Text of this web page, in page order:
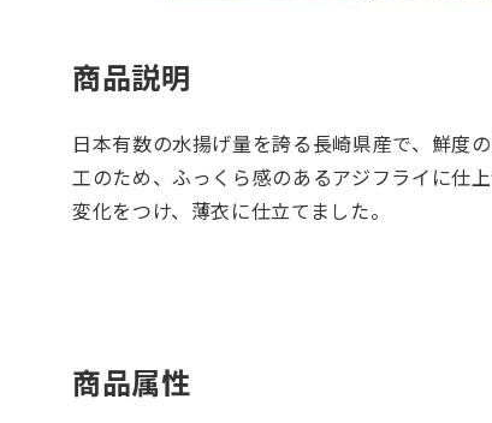
商品説明
日本有数の水揚げ量を誇る長崎県産で、鮮度
工のため、ふっくら感のあるアジフライに仕
変化をつけ、薄衣に仕立てました。
商品属性